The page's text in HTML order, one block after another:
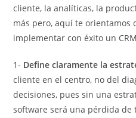
cliente, la analíticas, la
más pero, aquí te orientamos
implementar con éxito un
1- Define claramente la
cliente en el centro, no del
decisiones, pues sin una
software será una pérdida de